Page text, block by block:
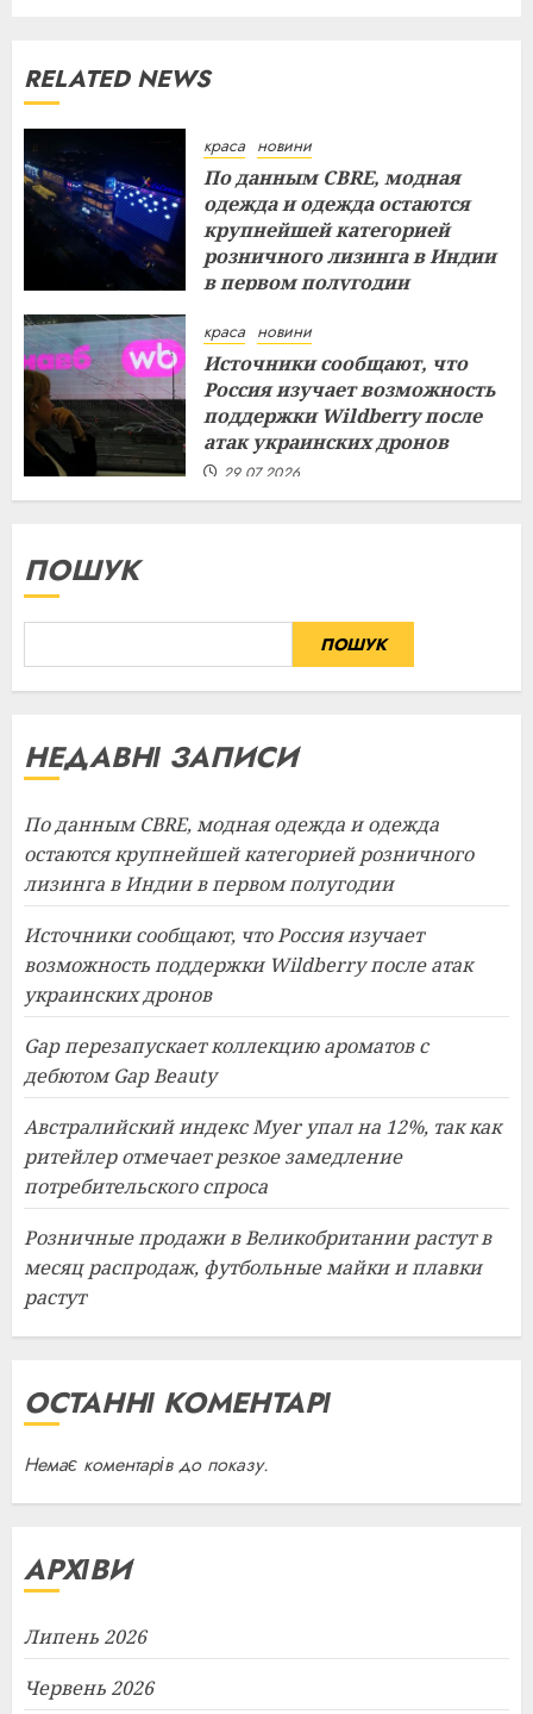
RELATED NEWS
краса новини
По данным CBRE, модная
одежда и одежда остаются
крупнейшей категорией
розничного лизинга в Индии
в первом полугодии
краса новини
Источники сообщают, что
Россия изучает возможность
поддержки Wildberry после
атак украинских дронов
29.07.2026
ПОШУК
ПОШУК
НЕДАВНІ ЗАПИСИ
По данным CBRE, модная одежда и одежда
остаются крупнейшей категорией розничного
лизинга в Индии в первом полугодии
Источники сообщают, что Россия изучает
возможность поддержки Wildberry после атак
украинских дронов
Gap перезапускает коллекцию ароматов с
дебютом Gap Beauty
Австралийский индекс Myer упал на 12%, так как
ритейлер отмечает резкое замедление
потребительского спроса
Розничные продажи в Великобритании растут в
месяц распродаж, футбольные майки и плавки
растут
ОСТАННІ КОМЕНТАРІ
Немає коментарів до показу.
АРХІВИ
Липень 2026
Червень 2026